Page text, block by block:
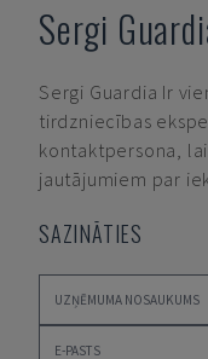
Sergi
Sergi Guardia Ir
tirdzniecības
kontaktpersona,
jautājumiem par
SAZINĀTIES